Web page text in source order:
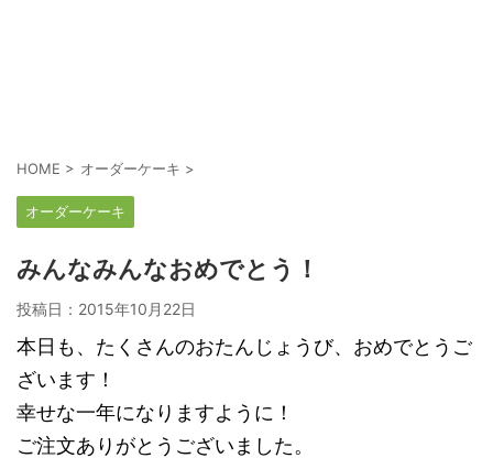
HOME > オーダーケーキ >
オーダーケーキ
みんなみんなおめでとう！
投稿日： 2015年10月22日
本日も、たくさんのおたんじょうび、おめでとうご
ざいます！
幸せな一年になりますように！
ご注文ありがとうございました。